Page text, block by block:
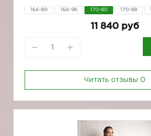
164-80 164-96 170-80 170-88
11 840 руб
Читать отзывы 0